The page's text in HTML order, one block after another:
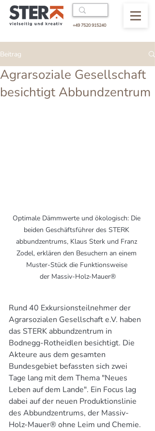
+49 7520 915240
Beitrag
Agrarsoziale Gesellschaft
besichtigt Abbundzentrum
Optimale Dämmwerte und ökologisch: Die
beiden Geschäftsführer des STERK
abbundzentrums, Klaus Sterk und Franz
Zodel, erklären den Besuchern an einem
Muster-Stück die Funktionsweise
der Massiv-Holz-Mauer®
Rund 40 Exkursionsteilnehmer der
Agrarsozialen Gesellschaft e.V. haben
das STERK abbundzentrum in
Bodnegg-Rotheidlen besichtigt. Die
Akteure aus dem gesamten
Bundesgebiet befassten sich zwei
Tage lang mit dem Thema "Neues
Leben auf dem Lande". Ein Focus lag
dabei auf der neuen Produktionslinie
des Abbundzentrums, der Massiv-
Holz-Mauer® ohne Leim und Chemie.